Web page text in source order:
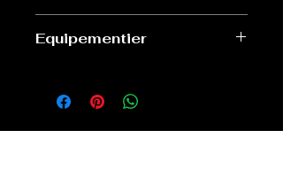
Equipementier